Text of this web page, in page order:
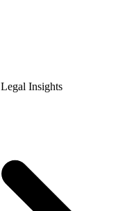
Legal Insights